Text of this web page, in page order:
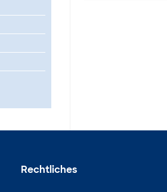
Rechtliches